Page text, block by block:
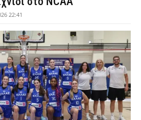
22:41